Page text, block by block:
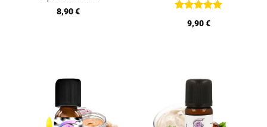
8,90€
Bewertet
mit5von
9,90€